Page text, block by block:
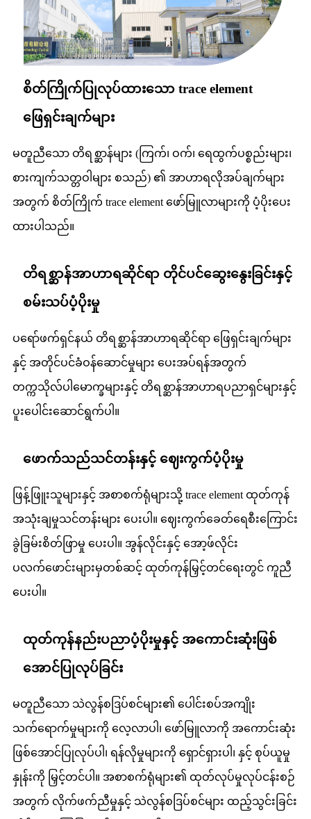
စိတ်ကြိုက်ပြုလုပ်ထားသော trace element
ဖြေရှင်းချက်များ
မတူညီသော တိရစ္ဆာန်များ (ကြက်၊ ဝက်၊ ရေထွက်ပစ္စည်းများ၊
စားကျက်သတ္တဝါများ စသည်) ၏ အာဟာရလိုအပ်ချက်များ
အတွက် စိတ်ကြိုက် trace element ဖော်မြူလာများကို ပံ့ပိုးပေး
ထားပါသည်။
တိရစ္ဆာန်အာဟာရဆိုင်ရာ တိုင်ပင်ဆွေးနွေးခြင်းနှင့်
စမ်းသပ်ပံ့ပိုးမှု
ပရော်ဖက်ရှင်နယ် တိရစ္ဆာန်အာဟာရဆိုင်ရာ ဖြေရှင်းချက်များ
နှင့် အတိုင်ပင်ခံဝန်ဆောင်မှုများ ပေးအပ်ရန်အတွက်
တက္ကသိုလ်ပါမောက္ခများနှင့် တိရစ္ဆာန်အာဟာရပညာရှင်များနှင့်
ပူးပေါင်းဆောင်ရွက်ပါ။
ဖောက်သည်သင်တန်းနှင့် ဈေးကွက်ပံ့ပိုးမှု
ဖြန့်ဖြူးသူများနှင့် အစာစက်ရုံများသို့ trace element ထုတ်ကုန်
အသုံးချမှုသင်တန်းများ ပေးပါ။ ဈေးကွက်ခေတ်ရေစီးကြောင်း
ခွဲခြမ်းစိတ်ဖြာမှု ပေးပါ။ အွန်လိုင်းနှင့် အော့ဖ်လိုင်း
ပလက်ဖောင်းများမှတစ်ဆင့် ထုတ်ကုန်မြှင့်တင်ရေးတွင် ကူညီ
ပေးပါ။
ထုတ်ကုန်နည်းပညာပံ့ပိုးမှုနှင့် အကောင်းဆုံးဖြစ်
အောင်ပြုလုပ်ခြင်း
မတူညီသော သဲလွန်စဒြပ်စင်များ၏ ပေါင်းစပ်အကျိုး
သက်ရောက်မှုများကို လေ့လာပါ၊ ဖော်မြူလာကို အကောင်းဆုံး
ဖြစ်အောင်ပြုလုပ်ပါ၊ ရန်လိုမှုများကို ရှောင်ရှားပါ၊ နှင့် စုပ်ယူမှု
နှုန်းကို မြှင့်တင်ပါ။ အစာစက်ရုံများ၏ ထုတ်လုပ်မှုလုပ်ငန်းစဉ်
အတွက် လိုက်ဖက်ညီမှုနှင့် သဲလွန်စဒြပ်စင်များ ထည့်သွင်းခြင်း